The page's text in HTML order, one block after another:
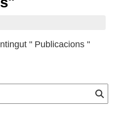
" Publicacions "